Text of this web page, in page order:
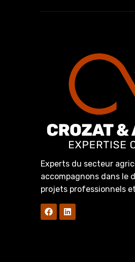
Experts du secteur
accompagnons dans le
projets professionnels